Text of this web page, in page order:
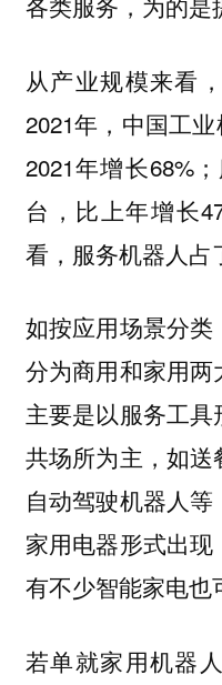
从产业规模来看
2021年，中国工
2021年增长68%
台，比上年增长
看，服务机器人占
如按应用场景分
分为商用和家用
主要是以服务工
共场所为主，如送
自动驾驶机器人
家用电器形式出现
有不少智能家电也
若单就家用机器